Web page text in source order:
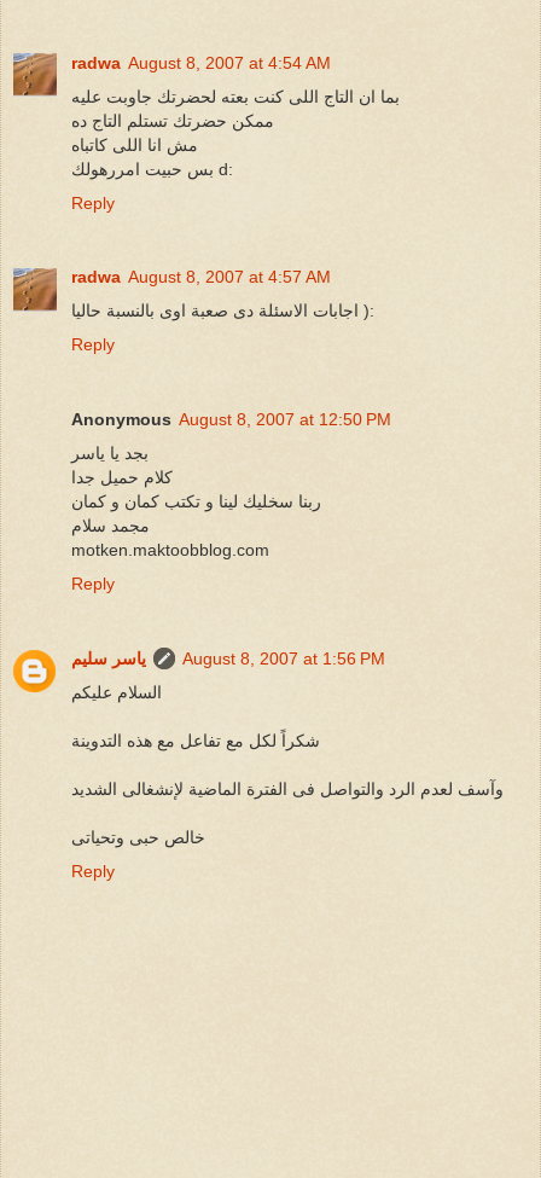
radwa August 8, 2007 at 4:54 AM
بما ان التاج اللى كنت بعته لحضرتك جاوبت عليه
ممكن حضرتك تستلم التاج ده
مش انا اللى كاتباه
بس حبيت امررهولك d:
Reply
radwa August 8, 2007 at 4:57 AM
اجابات الاسئلة دى صعبة اوى بالنسبة حاليا ):
Reply
Anonymous August 8, 2007 at 12:50 PM
بجد يا ياسر
كلام حميل جدا
ربنا سخليك لينا و تكتب كمان و كمان
مجمد سلام
motken.maktoobblog.com
Reply
ياسر سليم
August 8, 2007 at 1:56 PM
السلام عليكم
شكراً لكل مع تفاعل مع هذه التدوينة
وآسف لعدم الرد والتواصل فى الفترة الماضية لإنشغالى الشديد
خالص حبى وتحياتى
Reply